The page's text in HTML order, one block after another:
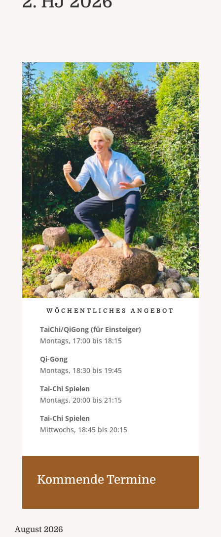
WÖCHENTLICHES ANGEBOT
TaiChi/QiGong(für Einsteiger)
Montags, 17:00 bis 18:15
Qi-Gong
Montags, 18:30 bis 19:45
Tai-Chi Spielen
Montags, 20:00 bis 21:15
Tai-Chi Spielen
Mittwochs, 18:45 bis 20:15
Kommende Termine
August 2026